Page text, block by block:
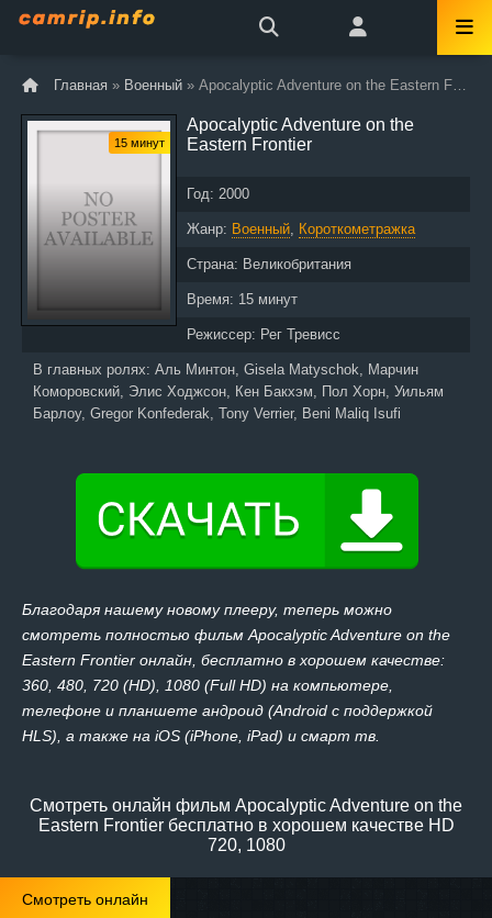
Главная » Военный » Apocalyptic Adventure on the Eastern Frontier
15 минут
Apocalyptic Adventure on the
Eastern Frontier
Год: 2000
Жанр: Военный, Короткометражка
Страна: Великобритания
Время: 15 минут
Режиссер: Рег Тревисс
В главных ролях: Аль Минтон, Gisela Matyschok, Марчин
Коморовский, Элис Ходжсон, Кен Бакхэм, Пол Хорн, Уильям
Барлоу, Gregor Konfederak, Tony Verrier, Beni Maliq Isufi
Благодаря нашему новому плееру, теперь можно
смотреть полностью фильм Apocalyptic Adventure on the
Eastern Frontier онлайн, бесплатно в хорошем качестве:
360, 480, 720 (HD), 1080 (Full HD) на компьютере,
телефоне и планшете андроид (Android с поддержкой
HLS), а также на iOS (iPhone, iPad) и смарт тв.
Смотреть онлайн фильм Apocalyptic Adventure on the
Eastern Frontier бесплатно в хорошем качестве HD
720, 1080
Смотреть онлайн